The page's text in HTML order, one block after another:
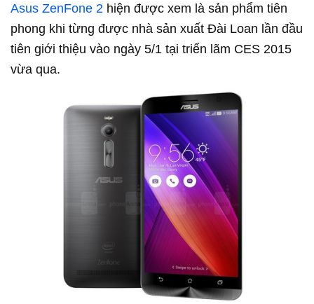
Asus ZenFone 2 hiện được xem là sản phẩm tiên
phong khi từng được nhà sản xuất Đài Loan lần đầu
tiên giới thiệu vào ngày 5/1 tại triển lãm CES 2015
vừa qua.